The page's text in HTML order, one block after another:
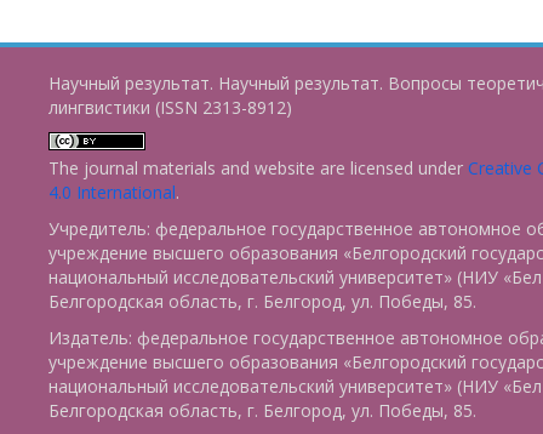
Научный результат. Научный результат. Вопросы
лингвистики (ISSN 2313-8912)
The journal materials and website are licensed under Creative
4.0 International.
Учредитель: федеральное государственное автономное
учреждение высшего образования «Белгородский
национальный исследовательский университет» (НИУ
Белгородская область, г. Белгород, ул. Победы, 85.
Издатель: федеральное государственное автономное
учреждение высшего образования «Белгородский
национальный исследовательский университет» (НИУ
Белгородская область, г. Белгород, ул. Победы, 85.